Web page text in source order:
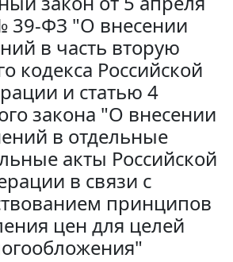
39-ФЗ "О внесении
в часть вторую
кодекса Российской
и статью 4
закона "О внесении
в отдельные
акты Российской
в связи с
принципов
цен для целей